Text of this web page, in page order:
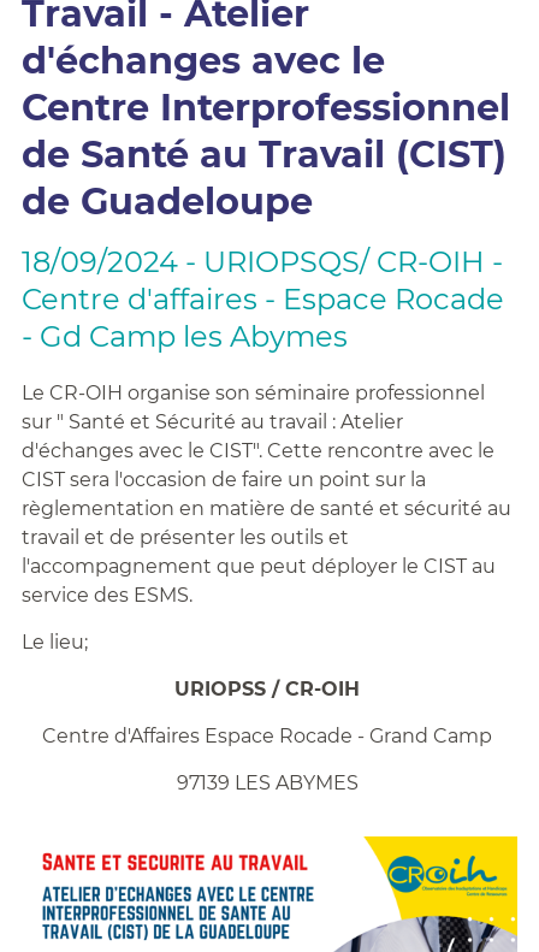
Travail - Atelier
d'échanges avec le
Centre Interprofessionnel
de Santé au Travail (CIST)
de Guadeloupe
18/09/2024 - URIOPSQS/ CR-OIH -
Centre d'affaires - Espace Rocade
- Gd Camp les Abymes
Le CR-OIH organise son séminaire professionnel
sur " Santé et Sécurité au travail : Atelier
d'échanges avec le CIST". Cette rencontre avec le
CIST sera l'occasion de faire un point sur la
règlementation en matière de santé et sécurité au
travail et de présenter les outils et
l'accompagnement que peut déployer le CIST au
service des ESMS.
Le lieu;
URIOPSS / CR-OIH
Centre d'Affaires Espace Rocade - Grand Camp
97139 LES ABYMES